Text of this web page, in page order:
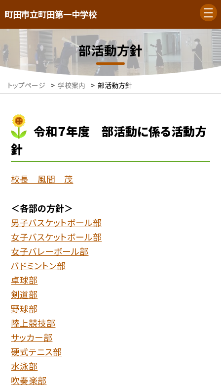
町田市立町田第一中学校
部活動方針
トップページ > 学校案内 > 部活動方針
令和７年度 部活動に係る活動方
針
校長 風間 茂
＜各部の方針＞
男子バスケットボール部
女子バスケットボール部
女子バレーボール部
バドミントン部
卓球部
剣道部
野球部
陸上競技部
サッカー部
硬式テニス部
水泳部
吹奏楽部